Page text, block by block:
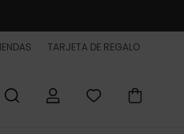
TARJETA DE REGALO